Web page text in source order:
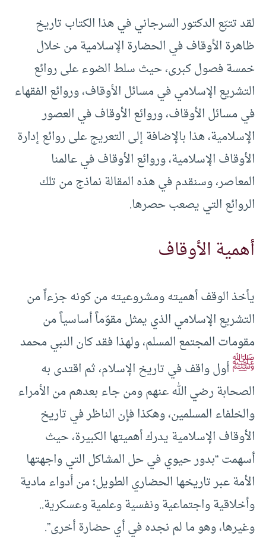
لقد تتبّع الدكتور السرجاني في هذا الكتاب تاريخ
ظاهرة الأوقاف في الحضارة الإسلامية من خلال
خمسة فصول كبرى، حيث سلط الضوء على روائع
التشريع الإسلامي في مسائل الأوقاف، وروائع الفقهاء
في مسائل الأوقاف، وروائع الأوقاف في العصور
الإسلامية، هذا بالإضافة إلى التعريج على روائع إدارة
الأوقاف الإسلامية، وروائع الأوقاف في عالمنا
المعاصر، وسنقدم في هذه المقالة نماذج من تلك
الروائع التي يصعب حصرها.
أهمية الأوقاف
يأخذ الوقف أهميته ومشروعيته من كونه جزءاً من
التشريع الإسلامي الذي يمثل مقوّماً أساسياً من
مقومات المجتمع المسلم، ولهذا فقد كان النبي محمد
ﷺأول واقف في تاريخ الإسلام، ثم اقتدى به
الصحابة رضي الله عنهم ومن جاء بعدهم من الأمراء
والخلفاء المسلمين، وهكذا فإن الناظر في تاريخ
الأوقاف الإسلامية يدرك أهميتها الكبيرة، حيث
أسهمت “بدور حيوي في حل المشاكل التي واجهتها
الأمة عبر تاريخها الحضاري الطويل؛ من أدواء مادية
وأخلاقية واجتماعية ونفسية وعلمية وعسكرية..
وغيرها، وهو ما لم نجده في أي حضارة أخرى”.